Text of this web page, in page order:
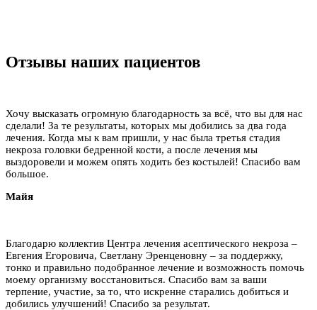
Отзывы наших пациентов
Хочу высказать огромную благодарность за всё, что вы для нас
сделали! За те результаты, которых мы добились за два года
лечения. Когда мы к вам пришли, у нас была третья стадия
некроза головки бедренной кости, а после лечения мы
выздоровели и можем опять ходить без костылей! Спасибо вам
большое.
Майя
Благодарю коллектив Центра лечения асептического некроза –
Евгения Егоровича, Светлану Эренценовну – за поддержку,
тонко и правильно подобранное лечение и возможность помочь
моему организму восстановиться. Спасибо вам за ваши
терпение, участие, за то, что искренне старались добиться и
добились улучшений! Спасибо за результат.